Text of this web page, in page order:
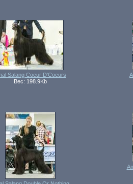
Salang Coeur D'Coeurs
Вес: 198.9Kb